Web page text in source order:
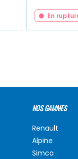
En
NOS GAMMES
Renault
Alpine
Simca